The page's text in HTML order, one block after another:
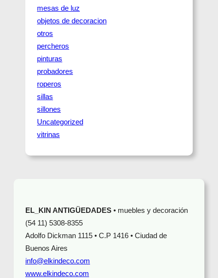
mesas de luz
objetos de decoracion
otros
percheros
pinturas
probadores
roperos
sillas
sillones
Uncategorized
vitrinas
EL_KIN ANTIGÜEDADES • muebles y decoración
(54 11) 5308-8355
Adolfo Dickman 1115 • C.P 1416 • Ciudad de
Buenos Aires
info@elkindeco.com
www.elkindeco.com